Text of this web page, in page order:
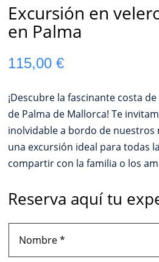
Excursión en
en Palma
115,00€
¡Descubre la fascinante costa
de Palma de Mallorca! Te
inolvidable a bordo de nuestros
una excursión ideal para todas
compartir con la familia o los
Reserva aquí tu